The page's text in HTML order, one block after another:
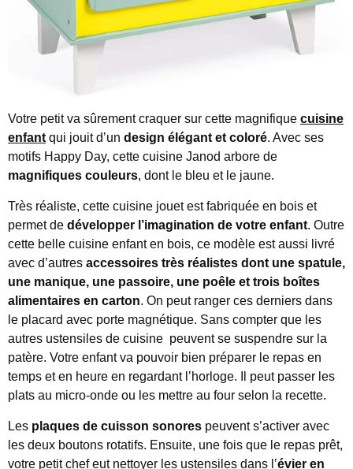
Votre petit va sûrement craquer sur cette magnifique cuisine
enfant qui jouit d’un design élégant et coloré. Avec ses
motifs Happy Day, cette cuisine Janod arbore de
magnifiques couleurs, dont le bleu et le jaune.
Très réaliste, cette cuisine jouet est fabriquée en bois et
permet de développer l’imagination de votre enfant. Outre
cette belle cuisine enfant en bois, ce modèle est aussi livré
avec d’autres accessoires très réalistes dont une spatule,
une manique, une passoire, une poêle et trois boîtes
alimentaires en carton. On peut ranger ces derniers dans
le placard avec porte magnétique. Sans compter que les
autres ustensiles de cuisine peuvent se suspendre sur la
patère. Votre enfant va pouvoir bien préparer le repas en
temps et en heure en regardant l’horloge. Il peut passer les
plats au micro-onde ou les mettre au four selon la recette.
Les plaques de cuisson sonores peuvent s’activer avec
les deux boutons rotatifs. Ensuite, une fois que le repas prêt,
votre petit chef eut nettoyer les ustensiles dans l’évier en